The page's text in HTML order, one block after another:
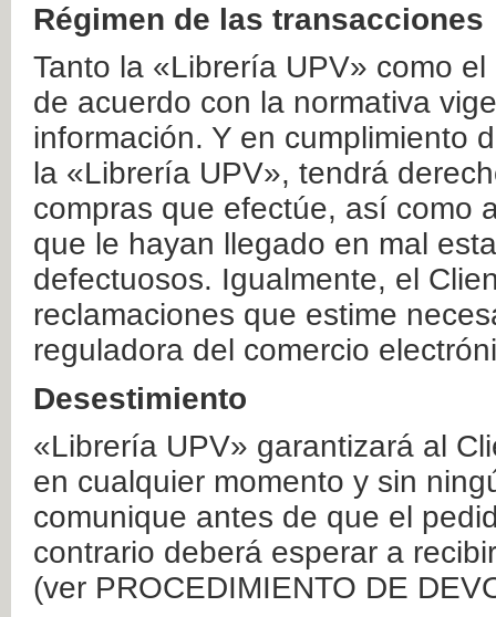
Régimen de las transacciones
Tanto la «Librería UPV» como
de acuerdo con la normativa
información. Y en cumplimiento
la «Librería UPV», tendrá
compras que efectúe, así como
que le hayan llegado en mal
defectuosos. Igualmente, el
reclamaciones que estime
reguladora del comercio
Desestimiento
«Librería UPV» garantizará al
en cualquier momento y sin
comunique antes de que el
contrario deberá esperar a
(ver PROCEDIMIENTO DE